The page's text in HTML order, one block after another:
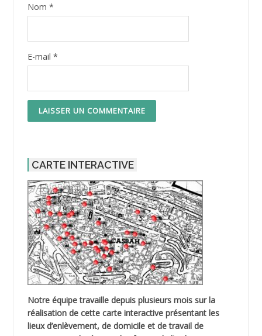
Nom *
E-mail *
CARTE INTERACTIVE
Notre équipe travaille depuis plusieurs mois sur la
réalisation de cette carte interactive présentant les
lieux d’enlèvement, de domicile et de travail de